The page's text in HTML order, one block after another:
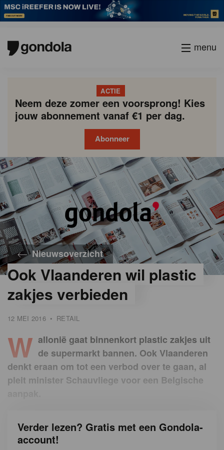
menu
ACTIE
Neem deze zomer een voorsprong! Kies
jouw abonnement vanaf €1 per dag.
Abonneer
Nieuwsoverzicht
Ook Vlaanderen wil plastic
zakjes verbieden
12 MEI 2016 • RETAIL
W allonië gaat binnenkort plastic zakjes uit
de supermarkt bannen. Ook Vlaanderen
denkt eraan om tot een verbod over te gaan, al
pleit minister Schauvliege voor een Belgische
Verder lezen? Gratis met een Gondola-
account!
Gondola
academy
Gondola
society